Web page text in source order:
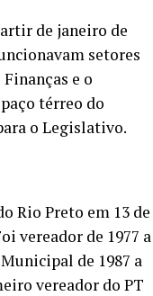
de janeiro de
setores
e o
térreo do
o Legislativo.
Rio Preto em 13 de
vereador de 1977 a
Municipal de 1987 a
vereador do PT